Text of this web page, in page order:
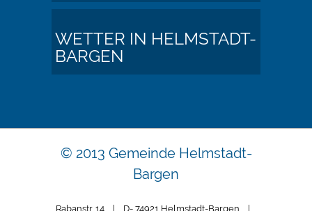
WETTER IN HELMSTADT-
BARGEN
© 2013 Gemeinde Helmstadt-
Bargen
Rabanstr. 14 | D- 74921 Helmstadt-Bargen |